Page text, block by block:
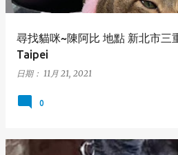
尋找貓咪~陳阿比 地點 新北市三
Taipei
日期： 11月 21, 2021
0